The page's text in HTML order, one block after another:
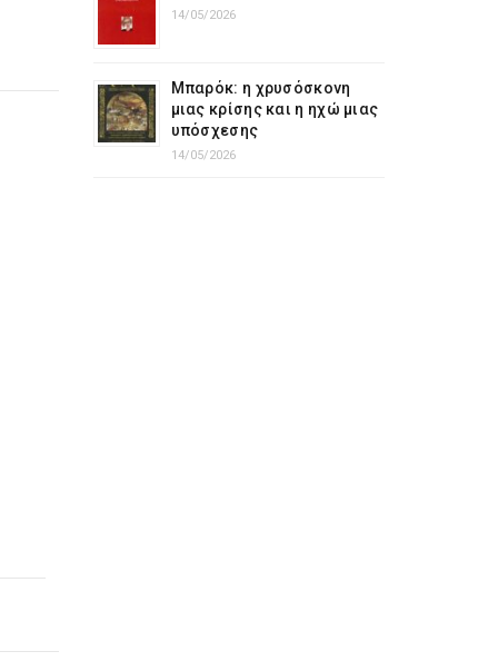
14/05/2026
Μπαρόκ: η χρυσόσκονη
μιας κρίσης και η ηχώ μιας
υπόσχεσης
14/05/2026